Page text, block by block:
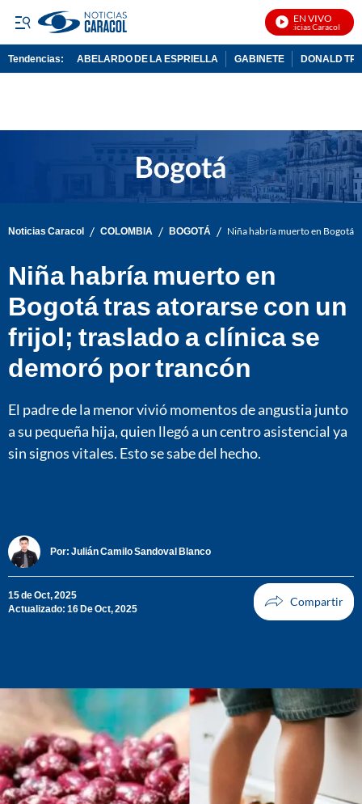
EN VIVO
Noticias Caracol En
Tendencias: ABELARDO DE LA ESPRIELLA GABINETE DONALD
Noticias Caracol / COLOMBIA / BOGOTÁ / Niña habría muerto en Bogotá
Niña habría muerto en
Bogotá tras atorarse con un
frijol; traslado a clínica se
demoró por trancón
El padre de la menor vivió momentos de angustia junto
a su pequeña hija, quien llegó a un centro asistencial ya
sin signos vitales. Esto se sabe del hecho.
Por: Julián Camilo Sandoval Blanco
15 de Oct, 2025
Actualizado: 16 De Oct, 2025